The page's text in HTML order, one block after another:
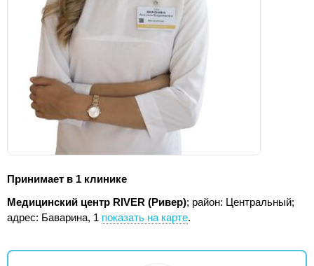
Принимает в 1 клинике
Медицинский центр RIVER (Ривер); район: Центральный;
адрес: Баварина, 1 показать на карте.